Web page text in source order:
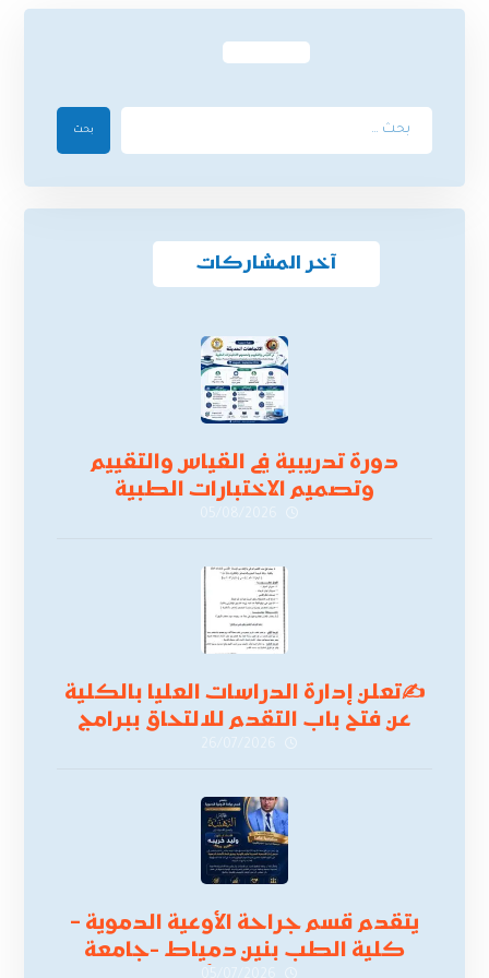
بحث
آخر المشاركات
دورة تدريبية في القياس والتقييم
وتصميم الاختبارات الطبية
✍تعلن إدارة الدراسات العليا بالكلية
عن فتح باب التقدم للالتحاق ببرامج
أكتوبر 2026،
يتقدم قسم جراحة الأوعية الدموية –
كلية الطب بنين دمياط -جامعة